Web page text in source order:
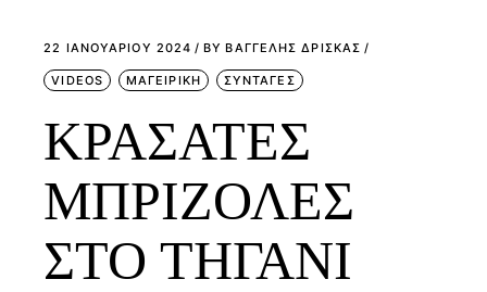
22 ΙΑΝΟΥΑΡΊΟΥ 2024 BY ΒΑΓΓΕΛΗΣ ΔΡΙΣΚΑΣ
VIDEOS ΜΑΓΕΙΡΙΚΗ ΣΥΝΤΑΓΕΣ
ΚΡΑΣΑΤΕΣ
ΜΠΡΙΖΟΛΕΣ
ΣΤΟ ΤΗΓΑΝΙ